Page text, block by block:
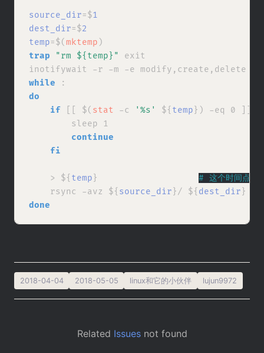
source_dir=$1
dest_dir=$2
temp=$( mktemp
trap
"rm ${temp}"
exit
inotifywait -r -m -e modify,create,delete ${
while
do
if [[ $( stat -c '%s' ${ temp }) -eq 0 ]];
        sleep 1
continue
fi
    > ${
temp } # 这个时间点之
    rsync -avz ${
source_dir }/ ${ dest_dir
done
2018-04-04 2018-05-05 linux和它的小伙伴 lujun9972
Related Issuesnot found